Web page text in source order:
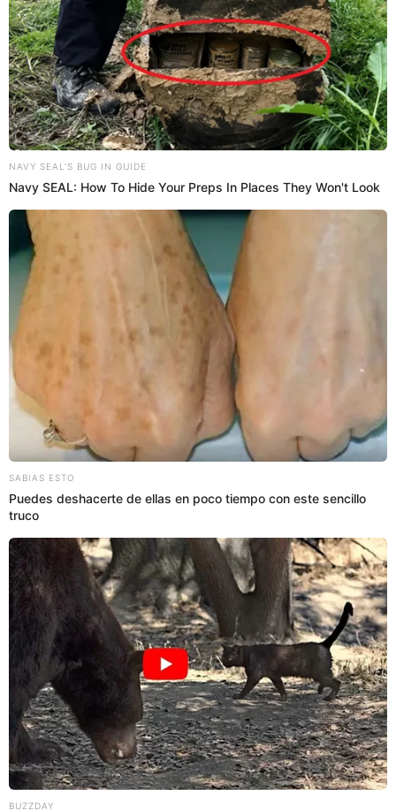
Los blanquiazules estuvieron a punto de marcar el
segundo gol. el balón rebota en un defensor y el tiro
se va desviado
20:10 3/4/2024
Alianza Lima vs. Fluminense: 35'
GOL blanquiazul
Kevin Serna anota el 1 - 0 ante Fluminense por la
Copa Libertadores
3/4/2024
Alianza Lima vs. Fluminense: 28'
Cambios en la visita
Fluminense:
- Entra: Lima
- Sale: Renato Augusto
19:57 3/4/2024
Alianza Lima vs. Fluminense: 25'
Ataque peligroso de los
victorianos